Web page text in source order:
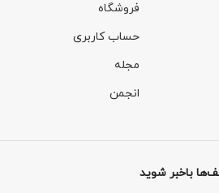
فروشگاه
حساب کاربری
مجله
انجمن
باخبر شوید